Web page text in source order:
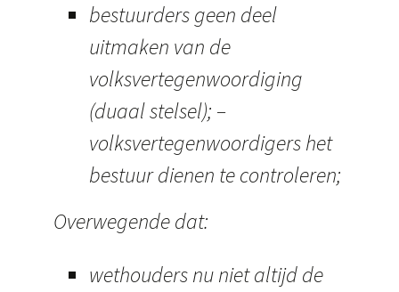
bestuurders geen deel
uitmaken van de
volksvertegenwoordiging
(duaal stelsel); –
volksvertegenwoordigers het
bestuur dienen te controleren;
Overwegende dat:
wethouders nu niet altijd de